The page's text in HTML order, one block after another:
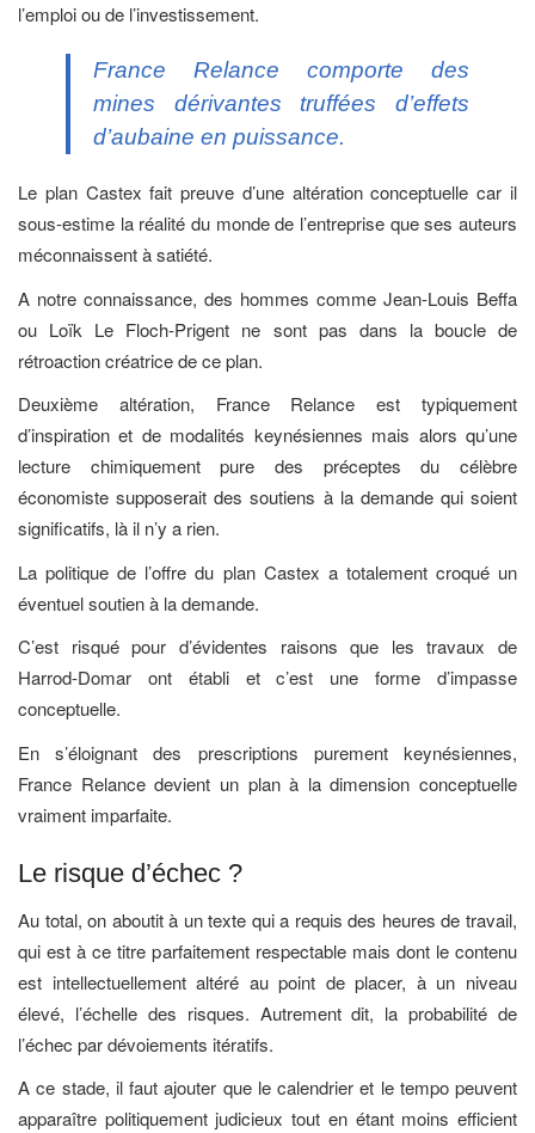
l’emploi ou de l’investissement.
France Relance comporte des
mines dérivantes truffées d’effets
d’aubaine en puissance.
Le plan Castex fait preuve d’une altération conceptuelle car il
sous-estime la réalité du monde de l’entreprise que ses auteurs
méconnaissent à satiété.
A notre connaissance, des hommes comme Jean-Louis Beffa
ou Loïk Le Floch-Prigent ne sont pas dans la boucle de
rétroaction créatrice de ce plan.
Deuxième altération, France Relance est typiquement
d’inspiration et de modalités keynésiennes mais alors qu’une
lecture chimiquement pure des préceptes du célèbre
économiste supposerait des soutiens à la demande qui soient
significatifs, là il n’y a rien.
La politique de l’offre du plan Castex a totalement croqué un
éventuel soutien à la demande.
C’est risqué pour d’évidentes raisons que les travaux de
Harrod-Domar ont établi et c’est une forme d’impasse
conceptuelle.
En s’éloignant des prescriptions purement keynésiennes,
France Relance devient un plan à la dimension conceptuelle
vraiment imparfaite.
Le risque d’échec ?
Au total, on aboutit à un texte qui a requis des heures de travail,
qui est à ce titre parfaitement respectable mais dont le contenu
est intellectuellement altéré au point de placer, à un niveau
élevé, l’échelle des risques. Autrement dit, la probabilité de
l’échec par dévoiements itératifs.
A ce stade, il faut ajouter que le calendrier et le tempo peuvent
apparaître politiquement judicieux tout en étant moins efficient